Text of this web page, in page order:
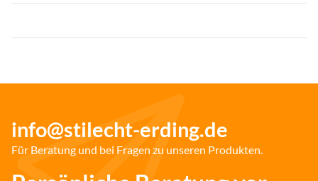
info@stilecht-erding.de
Für Beratung und bei Fragen zu unseren Produkten.